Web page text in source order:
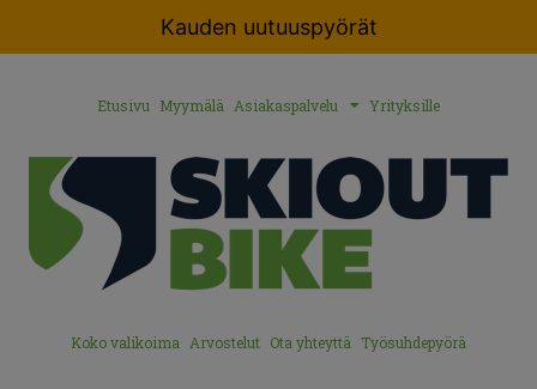
Kauden uutuuspyörät
Etusivu Myymälä Asiakaspalvelu Yrityksille
Koko valikoima Arvostelut Ota yhteyttä Työsuhdepyörä